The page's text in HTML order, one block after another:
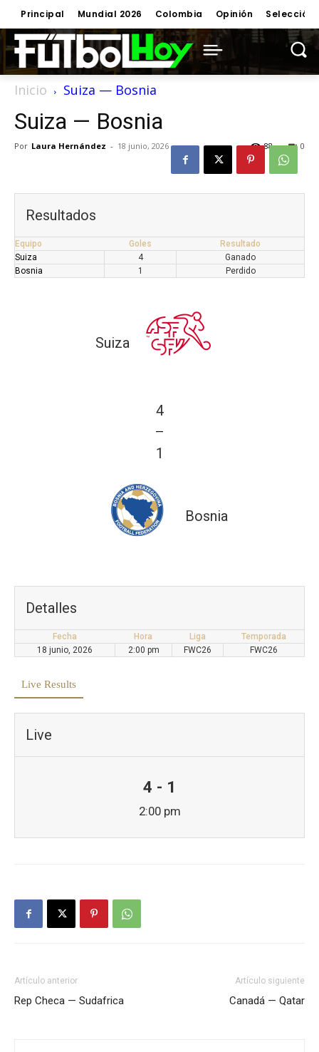
Principal Mundial 2026 Colombia Opinión Selección
Inicio Suiza — Bosnia
Suiza — Bosnia
Por Laura Hernández - 18 junio, 2026 0
88
Resultados
Equipo Goles
Resultado
Suiza
4
Ganado
Bosnia
1 Perdido
Suiza
4
—
1
Bosnia
Detalles
Fecha Hora Liga
Temporada
18 junio, 2026
2:00 pm FWC26 FWC26
Live Results
Live
4 - 1
2:00 pm
Artículo anterior
Rep Checa — Sudafrica
Artículo siguiente
Canadá — Qatar